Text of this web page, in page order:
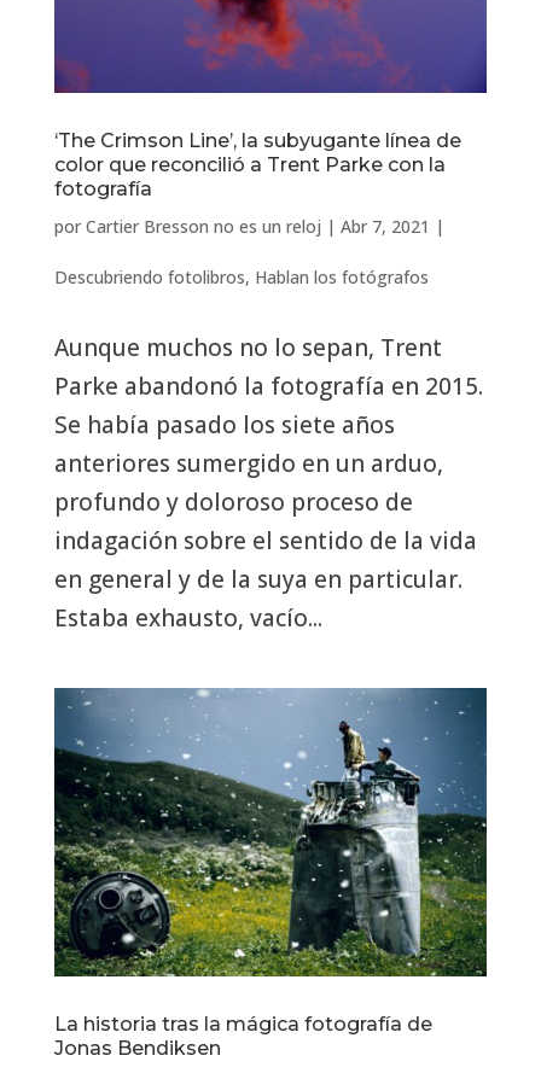
‘The Crimson Line’, la subyugante línea de
color que reconcilió a Trent Parke con la
fotografía
por Cartier Bresson no es un reloj | Abr 7, 2021 |
Descubriendo fotolibros, Hablan los fotógrafos
Aunque muchos no lo sepan, Trent
Parke abandonó la fotografía en 2015.
Se había pasado los siete años
anteriores sumergido en un arduo,
profundo y doloroso proceso de
indagación sobre el sentido de la vida
en general y de la suya en particular.
Estaba exhausto, vacío...
La historia tras la mágica fotografía de
Jonas Bendiksen